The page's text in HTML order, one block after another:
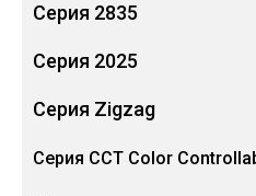
Серия 2835
Серия 2025
Серия Zigzag
Серия CCT Color